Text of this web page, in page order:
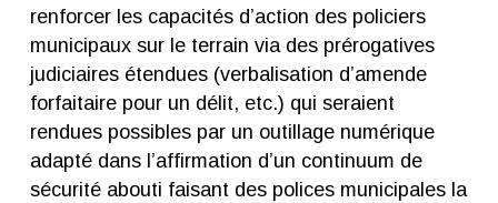
renforcer les capacités d’action des policiers
municipaux sur le terrain via des prérogatives
judiciaires étendues (verbalisation d’amende
forfaitaire pour un délit, etc.) qui seraient
rendues possibles par un outillage numérique
adapté dans l’affirmation d’un continuum de
sécurité abouti faisant des polices municipales la